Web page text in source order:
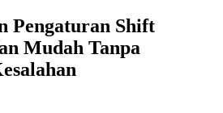
Pengaturan Shift
Mudah Tanpa